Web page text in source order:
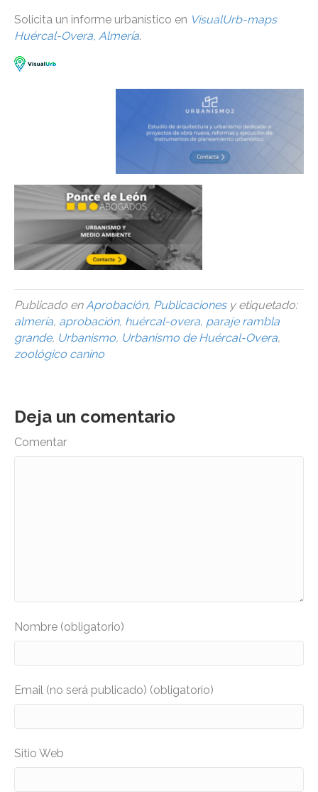
Solicita un informe urbanístico en VisualUrb-maps
Huércal-Overa, Almería.
Publicado enAprobación, Publicacionesy etiquetado:
almería, aprobación, huércal-overa, paraje rambla
grande, Urbanismo, Urbanismo de Huércal-Overa,
zoológico canino
Deja un comentario
Comentar
Nombre (obligatorio)
Email (no será publicado) (obligatorio)
Sitio Web